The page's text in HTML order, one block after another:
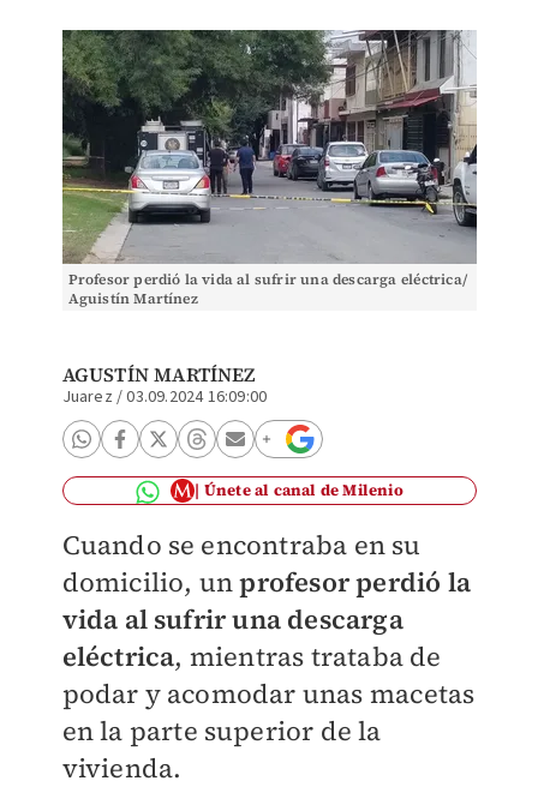
Profesor perdió la vida al sufrir una descarga eléctrica/
Aguistín Martínez
AGUSTÍN MARTÍNEZ
Juarez /03.09.2024 16:09:00
Únete al canal de Milenio
Cuando se encontraba en su
domicilio, unprofesor perdió la
vida al sufrir una descarga
eléctrica, mientras trataba de
podar y acomodar unas macetas
en la parte superior de la
vivienda.